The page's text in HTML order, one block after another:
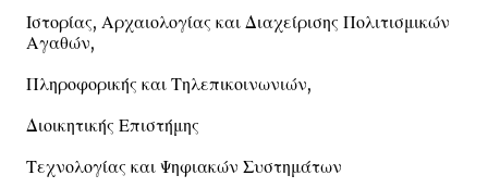
Ιστορίας, Αρχαιολογίας και Διαχείρισης Πολιτισμικών
Αγαθών,
Πληροφορικής και Τηλεπικοινωνιών,
Διοικητικής Επιστήμης
Τεχνολογίας και Ψηφιακών Συστημάτων